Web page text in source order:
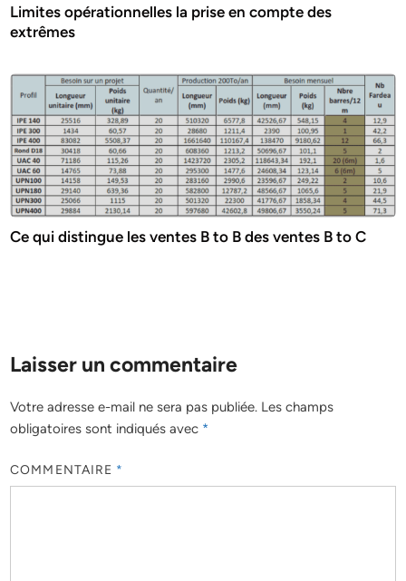
Limites opérationnelles la prise en compte des
extrêmes
Ce qui distingue les ventes B to B des ventes B to C
Laisser un commentaire
Votre adresse e-mail ne sera pas publiée. Les champs
obligatoires sont indiqués avec *
COMMENTAIRE *